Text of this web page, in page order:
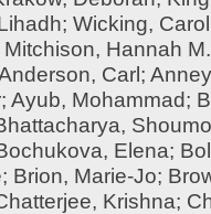
; Wicking, Carol
Mitchison, Hannah M.
Carl ;
; Ayub, Mohammad;
Shoumo
Elena;
; Brion, Marie-Jo;
Krishna;